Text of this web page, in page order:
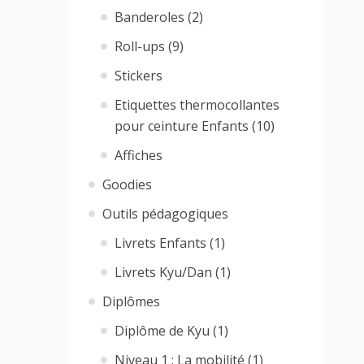
Banderoles (2)
Roll-ups (9)
Stickers
Etiquettes thermocollantes
pour ceinture Enfants (10)
Affiches
Goodies
Outils pédagogiques
Livrets Enfants (1)
Livrets Kyu/Dan (1)
Diplômes
Diplôme de Kyu (1)
Niveau 1 : La mobilité (1)